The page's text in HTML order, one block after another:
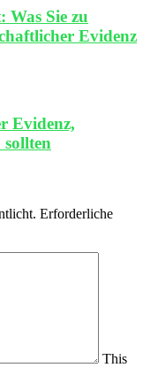
Was Sie zu
Evidenz
Evidenz,
sollten
Erforderliche
This